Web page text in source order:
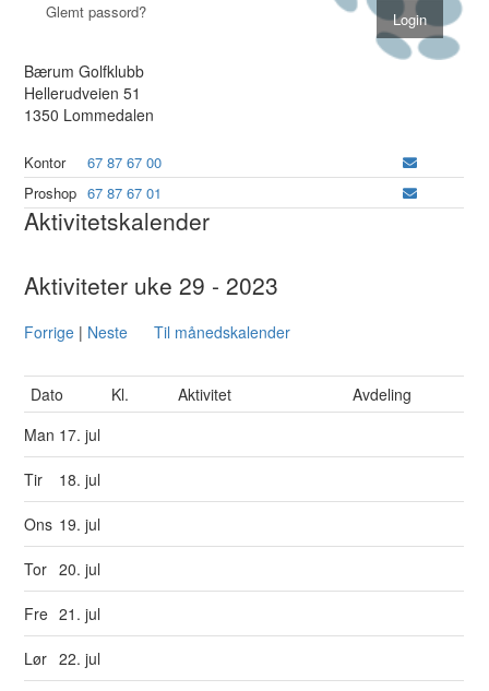
Glemt passord?
Bærum Golfklubb
Hellerudveien 51
1350 Lommedalen
Kontor
67 87 67 00
Proshop 67 87 67 01
Aktivitetskalender
Aktiviteter uke 29 - 2023
Forrige | Neste Til månedskalender
Dato Kl. Aktivitet
Avdeling
Man 17. jul
Tir 18. jul
Ons 19. jul
Tor 20. jul
Fre 21. jul
Lør 22. jul